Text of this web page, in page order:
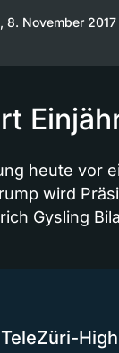
8. November
heute vor
wird
Gysling